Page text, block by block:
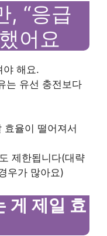
, “응급
어요
야 해요.
는 유선 충전보다
율이 떨어져서
제한됩니다(대략
우가 많아요)
게 제일 효